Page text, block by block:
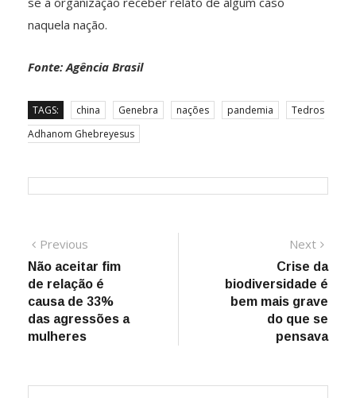
naquela nação.
Fonte: Agência Brasil
TAGS: china Genebra nações pandemia
Tedros
Adhanom Ghebreyesus
Navegação
de
Post
Previous
post:
Não aceitar fim
de relação é
causa de 33%
das agressões a
mulheres
Next
post:
Crise da
biodiversidade é
bem mais grave
do que se
pensava